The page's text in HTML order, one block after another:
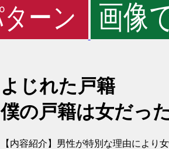
よじれた戸籍
僕の戸籍は女だった
【内容紹介】男性が特別な理由により